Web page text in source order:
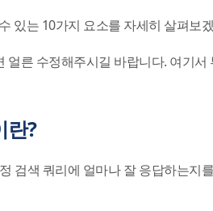
있는 10가지 요소를 자세히 살펴보
얼른 수정해주시길 바랍니다. 여기
란?
검색 쿼리에 얼마나 잘 응답하는지